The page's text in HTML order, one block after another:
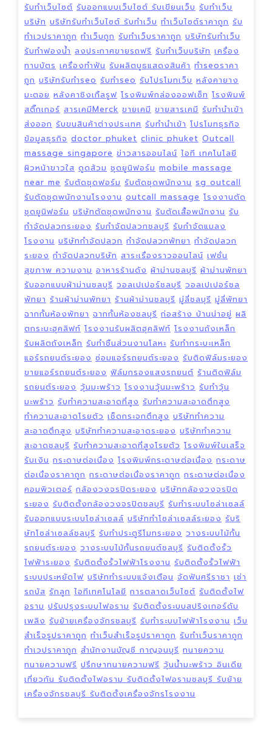
รับทำเว็บไซต์ รับออกแบบเว็บไซต์ รับเขียนเว็บ รับทำเว็บ
บริษัท บริษัทรับทำเว็บไซต์ รับทำเว็บ ทำเว็บไซต์ราคาถูก รับ
ทำเวปราคาถูก ทำเว็บถูก รับทำเว็บราคาถูก บริษัทรับทำเว็บ
รับทำฟองน้ำ ลงประกาศขายรถฟรี รับทำเว็บบริษัท เครื่อง
ทาบบัตร เครื่องทำฟัน รับผลิตบูธแสดงสินค้า ทำseoราคา
ถูก บริษัทรับทำseo รับทำseo รับโปรโมทเว็บ หลังคายาง
มะตอย หลังคาชิงเกิ้ลรูฟ โรงพิมพ์กล่องออฟเซ็ท โรงพิมพ์
สติ๊กเกอร์ สารเคมีMerck ขายเคมี ขายสารเคมี รับทำนำเข้า
ส่งออก รับขนสินค้าต่างประเทศ รับทำนำเข้า โปรโมทธุรกิจ
ข้อมูลธุรกิจ doctor phuket clinic phuket Outcall
massage singapore ข่าวสารออนไลน์ ไอที เทคโนโลยี
ผิวหน้าขาวใส ดูดส้วม ชุดยูนิฟอร์ม mobile massage
near me รับตัดชุดฟอร์ม รับตัดชุดพนักงาน sg outcall
รับตัดชุดพนักงานโรงงาน outcall massage โรงงานตัด
ชุดยูนิฟอร์ม บริษัทตัดชุดพนักงาน รับตัดเสื้อพนักงาน รับ
กำจัดปลวกระยอง รับกำจัดปลวกชลบุรี รับกำจัดแมลง
โรงงาน บริษัทกำจัดปลวก กำจัดปลวกพัทยา กำจัดปลวก
ระยอง กำจัดปลวกบริษัท สาระเรื่องราวออนไลน์ เฟชั่น
สุขภาพ ความงาม อาหารร้านดัง ผ้าม่านชลบุรี ผ้าม่านพัทยา
รับออกแบบผ้าม่านชลบุรี วอลเปเปอร์ชลบุรี วอลเปเปอร์ชล
พัทยา ร้านผ้าม่านพัทยา ร้านผ้าม่านชลบุรี มู่ลี่ชลบุรี มู่ลี่พัทยา
ฉากกั้นห้องพัทยา ฉากกั้นห้องชลบุรี ก่อสร้าง บ้านน่าอยู่ ผลิ
ตกระบะฮุคลิฟท์ โรงงานรับผลิตฮุคลิฟท์ โรงงานถังเหล็ก
รับผลิตถังเหล็ก รับทำชิ้นส่วนงานโลหะ รับทำกระบะเหล็ก
แอร์รถยนต์ระยอง ซ่อมแอร์รถยนต์ระยอง รับติดฟิล์มระยอง
ขายแอร์รถยนต์ระยอง ฟิล์มกรองแสงรถยนต์ ร้านติดฟิล์ม
รถยนต์ระยอง วุ้นมะพร้าว โรงงานวุ้นมะพร้าว รับทำวุ้น
มะพร้าว รับทำความสะอาดที่สูง รับทำความสะอาดตึกสูง
ทำความสะอาดโรยตัว เช็ดกระจกตึกสูง บริษัททำความ
สะอาดตึกสูง บริษัททำความสะอาดระยอง บริษัททำความ
สะอาดชลบุรี รับทำความสะอาดที่สูงโรยตัว โรงพิมพ์ใบเสร็จ
รับเงิน กระดาษต่อเนื่อง โรงพิมพ์กระดาษต่อเนื่อง กระดาษ
ต่อเนื่องราคาถูก กระดาษต่อเนื่องราคาถูก กระดาษต่อเนื่อง
คอมพิวเตอร์ กล้องวงจรปิดระยอง บริษัทกล้องวงจรปิด
ระยอง รับติดตั้งกล้องวงจรปิดชลบุรี รับทำระบบโซล่าเซลล์
รับออกแบบระบบโซล่าเซลล์ บริษัททำโซล่าเซลล์ระยอง รับริ
ษัทโซล่าเซลล์ชลบุรี รับทำประตูรีโมทระยอง วางระบบไม้กั้น
รถยนต์ระยอง วางระบบไม้กั้นรถยนต์ชลบุรี รับติดตั้งรั้ว
ไฟฟ้าระยอง รับติดตั้งรั้วไฟฟ้าโรงงาน รับติดตั้งรั้วไฟฟ้า
ระบบประหยัดไฟ บริษัททำระบบแจ้งเตือน จัดฟันศรีราชา เช่า
รถบัส รักลูก ไอทีเทคโนโลยี การตลาดเว็บไซต์ รับติดตั้งไฟ
อราม ปรับปรุงระบบไฟอราม รับติดตั้งระบบสปริงเกอร์ดับ
เพลิง รับย้ายเครื่องจักรชลบุรี รับทำระบบไฟฟ้าโรงงาน เว็บ
สำเร็จรูปราคาถูก ทำเว็บสำเร็จรูปราคาถูก รับทำเว็บราคาถูก
ทำเวปราคาถูก สำนักงานบัญชี กาญจนบุรี ทนายความ
ทนายความฟรี ปรึกษาทนายความฟรี วุ้นน้ำมะพร้าว อินเดีย
เที่ยวกัน รับติดตั้งไฟอราม รับติดตั้งไฟอรามชลบุรี รับย้าย
เครื่องจักรชลบุรี รับติดตั้งเครื่องจักรโรงงาน